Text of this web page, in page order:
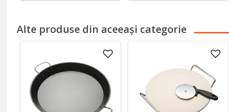
Alte produse din aceeași categorie